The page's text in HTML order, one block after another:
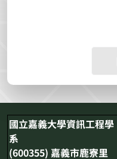
國立嘉義大學資訊工程學
系
(600355) 嘉義市鹿寮里